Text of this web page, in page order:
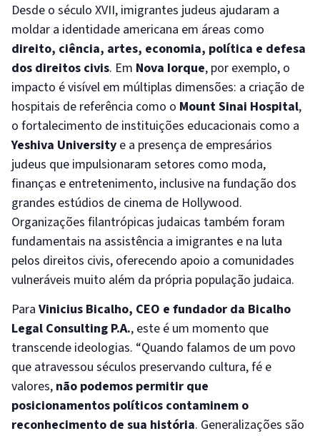
Desde o século XVII, imigrantes judeus ajudaram a
moldar a identidade americana em áreas como
direito, ciência, artes, economia, política e defesa
dos direitos civis. Em Nova Iorque, por exemplo, o
impacto é visível em múltiplas dimensões: a criação de
hospitais de referência como o Mount Sinai Hospital,
o fortalecimento de instituições educacionais como a
Yeshiva University e a presença de empresários
judeus que impulsionaram setores como moda,
finanças e entretenimento, inclusive na fundação dos
grandes estúdios de cinema de Hollywood.
Organizações filantrópicas judaicas também foram
fundamentais na assistência a imigrantes e na luta
pelos direitos civis, oferecendo apoio a comunidades
vulneráveis muito além da própria população judaica.
Para Vinicius Bicalho, CEO e fundador da Bicalho
Legal Consulting P.A., este é um momento que
transcende ideologias. “Quando falamos de um povo
que atravessou séculos preservando cultura, fé e
valores, não podemos permitir que
posicionamentos políticos contaminem o
reconhecimento de sua história. Generalizações são